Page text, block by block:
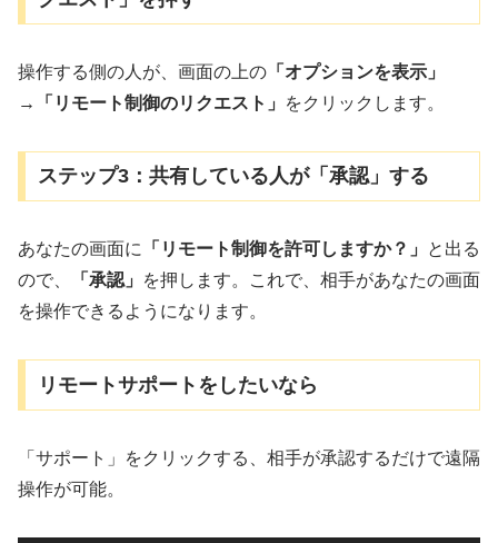
操作する側の人が、画面の上の 「オプションを表示」
→「リモート制御のリクエスト」
をクリックします。
ステップ3：共有している人が「承認」する
あなたの画面に 「リモート制御を許可しますか？」
と出る
ので、
「承認」
を押します。これで、相手があなたの画面
を操作できるようになります。
リモートサポートをしたいなら
「サポート」をクリックする、相手が承認するだけで遠隔
操作が可能。